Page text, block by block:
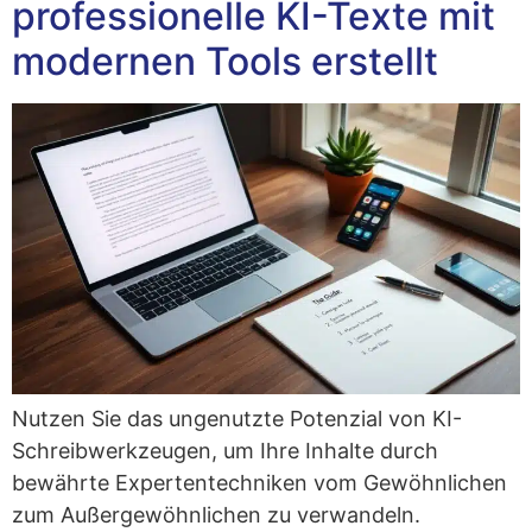
professionelle KI-Texte mit
modernen Tools erstellt
Nut­zen Sie das unge­nutz­te Poten­zi­al von KI-
Schreib­werk­zeu­gen, um Ihre Inhal­te durch
bewähr­te Exper­ten­tech­ni­ken vom Gewöhn­li­chen
zum Außer­ge­wöhn­li­chen zu verwandeln.